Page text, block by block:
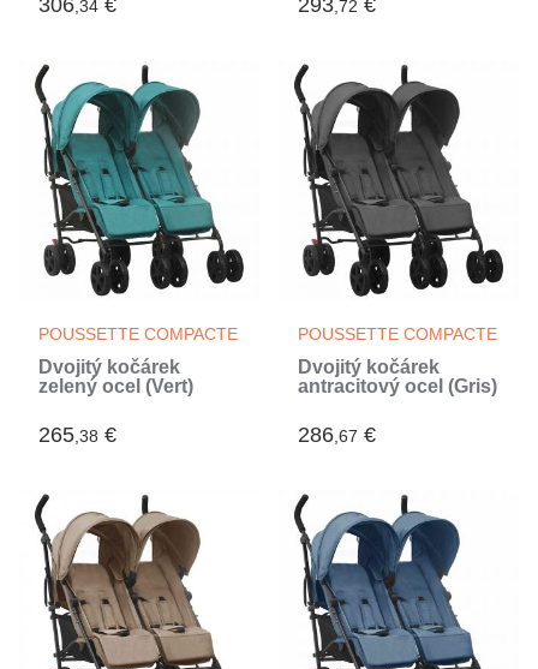
306,34 € 293,72 €
POUSSETTE COMPACTE
Dvojitý kočárek
zelený ocel (Vert)
265,38 €
POUSSETTE COMPACTE
Dvojitý kočárek
antracitový ocel (Gris)
286,67 €